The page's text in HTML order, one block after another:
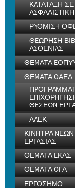
ΚΑΤΑΤΑΞΗ
ΡΥΘΜΙΣΗ
ΘΕΩΡΗΣΗ
ΑΣΘΕΝΙΑΣ
ΘΕΜΑΤΑ
ΘΕΜΑΤΑ ΟΑΕΔ
ΘΕΣΕΩΝ
ΛΑΕΚ
ΚΙΝΗΤΡΑ
ΕΡΓΑΣΙΑΣ
ΘΕΜΑΤΑ ΕΚΑΣ
ΘΕΜΑΤΑ ΟΓΑ
ΕΡΓΟΣΗΜΟ